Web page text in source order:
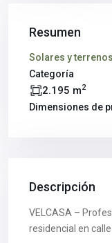
Resumen
Solares y terrenos
Categoría
2.195 m2
Dimensiones de
Descripción
VELCASA –
residencial en